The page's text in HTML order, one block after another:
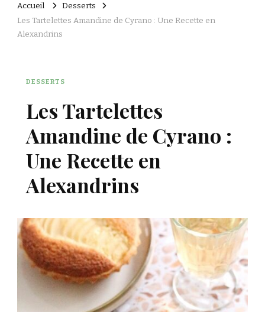
Accueil
Desserts
Les Tartelettes Amandine de Cyrano : Une Recette en
Alexandrins
DESSERTS
Les Tartelettes
Amandine de Cyrano :
Une Recette en
Alexandrins